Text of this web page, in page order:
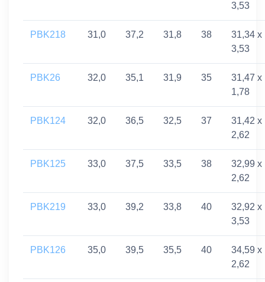
3,53
PBK218 31,0 37,2 31,8 38
31,34 x
3,53
PBK26 32,0 35,1 31,9 35
31,47 x
1,78
PBK124 32,0 36,5 32,5 37
31,42 x
2,62
PBK125 33,0 37,5 33,5 38
32,99 x
2,62
PBK219 33,0 39,2 33,8 40
32,92 x
3,53
PBK126 35,0 39,5 35,5 40
34,59 x
2,62